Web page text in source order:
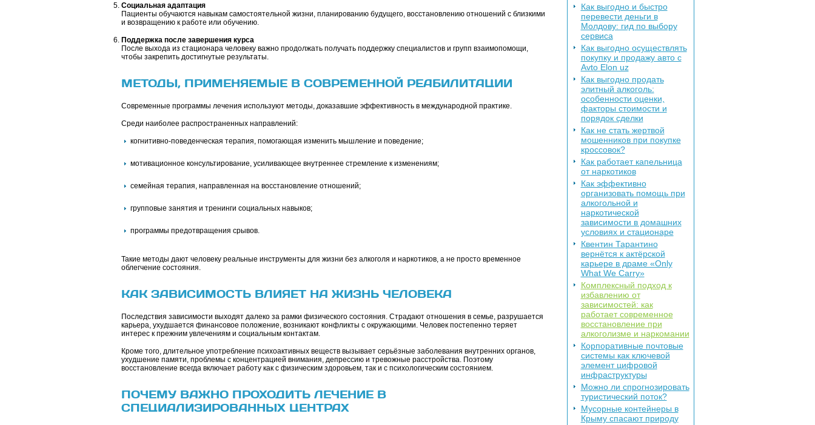
Как выгодно и быстро
перевести деньги в
Молдову: гид по выбору
сервиса
Как выгодно осуществлять
покупку и продажу авто с
Avto Elon uz
Как выгодно продать
элитный алкоголь:
особенности оценки,
факторы стоимости и
порядок сделки
Как не стать жертвой
мошенников при покупке
кроссовок?
Как работает капельница
от наркотиков
Как эффективно
организовать помощь при
алкогольной и
наркотической
зависимости в домашних
условиях и стационаре
Квентин Тарантино
вернётся к актёрской
карьере в драме «Only
What We Carry»
Комплексный подход к
избавлению от
зависимостей: как
работает современное
восстановление при
алкоголизме и наркомании
Корпоративные почтовые
системы как ключевой
элемент цифровой
инфраструктуры
Можно ли спрогнозировать
туристический поток?
Мусорные контейнеры в
Крыму спасают природу
Социальная адаптация
Пациенты обучаются навыкам самостоятельной жизни, планированию будущего, восстановлению отношений с близкими
и возвращению к работе или обучению.
Поддержка после завершения курса
После выхода из стационара человеку важно продолжать получать поддержку специалистов и групп взаимопомощи,
чтобы закрепить достигнутые результаты.
МЕТОДЫ, ПРИМЕНЯЕМЫЕ В СОВРЕМЕННОЙ РЕАБИЛИТАЦИИ
Современные программы лечения используют методы, доказавшие эффективность в международной практике.
Среди наиболее распространенных направлений:
когнитивно-поведенческая терапия, помогающая изменить мышление и поведение;
мотивационное консультирование, усиливающее внутреннее стремление к изменениям;
семейная терапия, направленная на восстановление отношений;
групповые занятия и тренинги социальных навыков;
программы предотвращения срывов.
Такие методы дают человеку реальные инструменты для жизни без алкоголя и наркотиков, а не просто временное
облегчение состояния.
КАК ЗАВИСИМОСТЬ ВЛИЯЕТ НА ЖИЗНЬ ЧЕЛОВЕКА
Последствия зависимости выходят далеко за рамки физического состояния. Страдают отношения в семье, разрушается
карьера, ухудшается финансовое положение, возникают конфликты с окружающими. Человек постепенно теряет
интерес к прежним увлечениям и социальным контактам.
Кроме того, длительное употребление психоактивных веществ вызывает серьёзные заболевания внутренних органов,
ухудшение памяти, проблемы с концентрацией внимания, депрессию и тревожные расстройства. Поэтому
восстановление всегда включает работу как с физическим здоровьем, так и с психологическим состоянием.
ПОЧЕМУ ВАЖНО ПРОХОДИТЬ ЛЕЧЕНИЕ В
СПЕЦИАЛИЗИРОВАННЫХ ЦЕНТРАХ